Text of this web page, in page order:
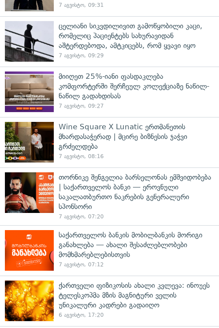
7 აგვისტო, 09:31
ცელიანი სიკვდილივით გამოწყობილი კაცი,
რომელიც პაციენტებს სახურავიდან
აშტერდებოდა, ამტკიცებს, რომ ყვავი იყო
7 აგვისტო, 09:29
მიიღეთ 25%-იანი ფასდაკლება
კომფორტერში შერჩეულ კოლექციაზე ნაწილ-
ნაწილ გადახდისას
7 აგვისტო, 09:27
Wine Square X Lunatic ერთმანეთის
მხარდასაჭერად | მცირე ბიზნესის ჯაჭვი
გრძელდება
7 აგვისტო, 08:16
თორნიკე შენგელია ბარსელონას ემშვიდობება
| საქართველოს ბანკი — ეროვნული
საკალათბურთო ნაკრების გენერალური
სპონსორი
7 აგვისტო, 07:20
საქართველოს ბანკის მობილბანკის მორიგი
განახლება — ახალი შესაძლებლობები
მომხმარებლებისთვის
7 აგვისტო, 07:12
ქართველი ფიზიკოსის ახალი კვლევა: ინოუეს
ტელესკოპმა მზის მაგნიტური ველის
უნიკალური კადრები გადაიღო
6 აგვისტო, 17:20